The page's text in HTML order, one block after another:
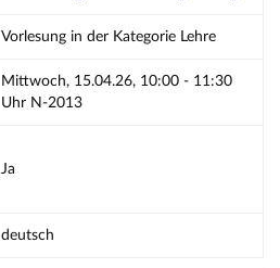
Vorlesung in der Kategorie Lehre
Mittwoch, 15.04.26, 10:00 - 11:30
Uhr N-2013
Ja
deutsch